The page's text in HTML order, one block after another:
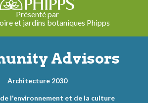
Présenté par
et jardins botaniques Phipps
Advisors
Architecture 2030
l'environnement et de la culture